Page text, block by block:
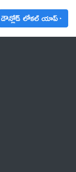
డౌన్లోడ్ లోకల్ యాప్